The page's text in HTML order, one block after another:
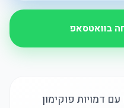
בוואטסאפ
עם דמויות פוקימון